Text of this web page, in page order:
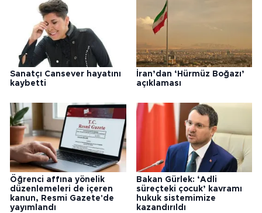
Sanatçı Cansever hayatını
kaybetti
İran’dan ‘Hürmüz Boğazı’
açıklaması
Öğrenci affına yönelik
düzenlemeleri de içeren
kanun, Resmi Gazete'de
yayımlandı
Bakan Gürlek: ‘Adli
süreçteki çocuk’ kavramı
hukuk sistemimize
kazandırıldı